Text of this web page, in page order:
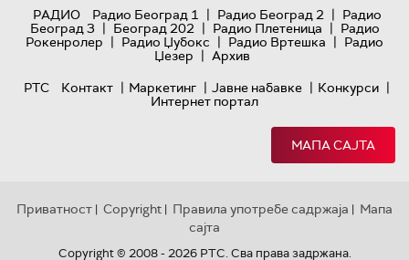
РАДИО
Радио Београд 1 | Радио Београд 2 | Радио
Београд 3 | Београд 202 | Радио Плетеница | Радио
Рокенролер | Радио Џубокс | Радио Вртешка | Радио
Џезер | Архив
РТС
Контакт | Маркетинг | Јавне набавке | Конкурси |
Интернет портал
МАПА САЈТА
Приватност | Copyright | Правила употребе садржаја | Мапа
сајта
Copyright © 2008 - 2026 РТС. Сва права задржана.